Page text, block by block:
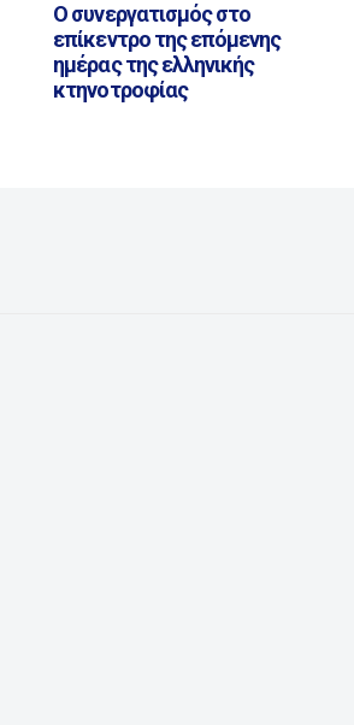
Ο συνεργατισμός στο
επίκεντρο της επόμενης
ημέρας της ελληνικής
κτηνοτροφίας